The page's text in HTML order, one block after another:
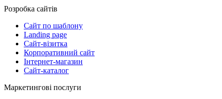
Розробка сайтів
Сайт по шаблону
Landing page
Сайт-візитка
Корпоративний сайт
Інтернет-магазин
Сайт-каталог
Маркетингові послуги